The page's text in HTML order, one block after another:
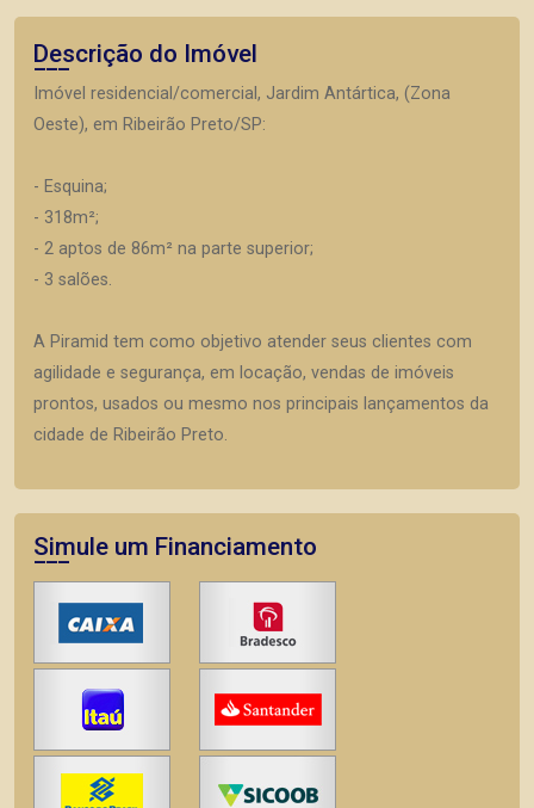
Descrição do Imóvel
Imóvel residencial/comercial, Jardim Antártica, (Zona
Oeste), em Ribeirão Preto/SP:
- Esquina;
- 318m²;
- 2 aptos de 86m² na parte superior;
- 3 salões.
A Piramid tem como objetivo atender seus clientes com
agilidade e segurança, em locação, vendas de imóveis
prontos, usados ou mesmo nos principais lançamentos da
cidade de Ribeirão Preto.
Simule um Financiamento